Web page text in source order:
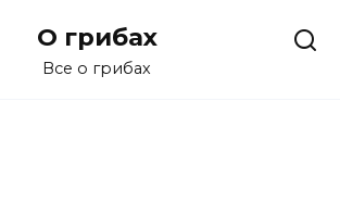
О грибах
Все о грибах